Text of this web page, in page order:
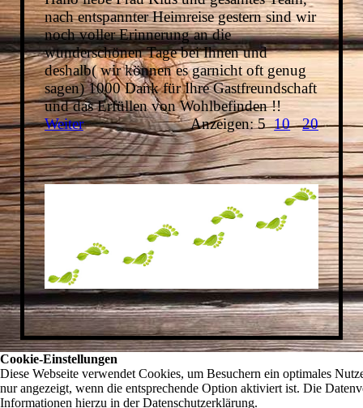
nach entspannter Heimreise gestern sind wir
noch voller Erinnerung an die
wunderschönen Tage bei Ihnen und
deshalb( wir können es garnicht oft genug
sagen) 1000 Dank für Ihre Gastfreundschaft
und das Erfüllen von Wohlbefinden !!
Weiter
Anzeigen: 510 20
Cookie-Einstellungen
Diese Webseite verwendet Cookies, um Besuchern ein optimales
nur angezeigt, wenn die entsprechende Option aktiviert ist. Die
Informationen hierzu in der Datenschutzerklärung.